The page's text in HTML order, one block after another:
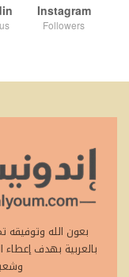
Instagram
Followers
بعون الله وتوفيقه
بالعربية بهدف